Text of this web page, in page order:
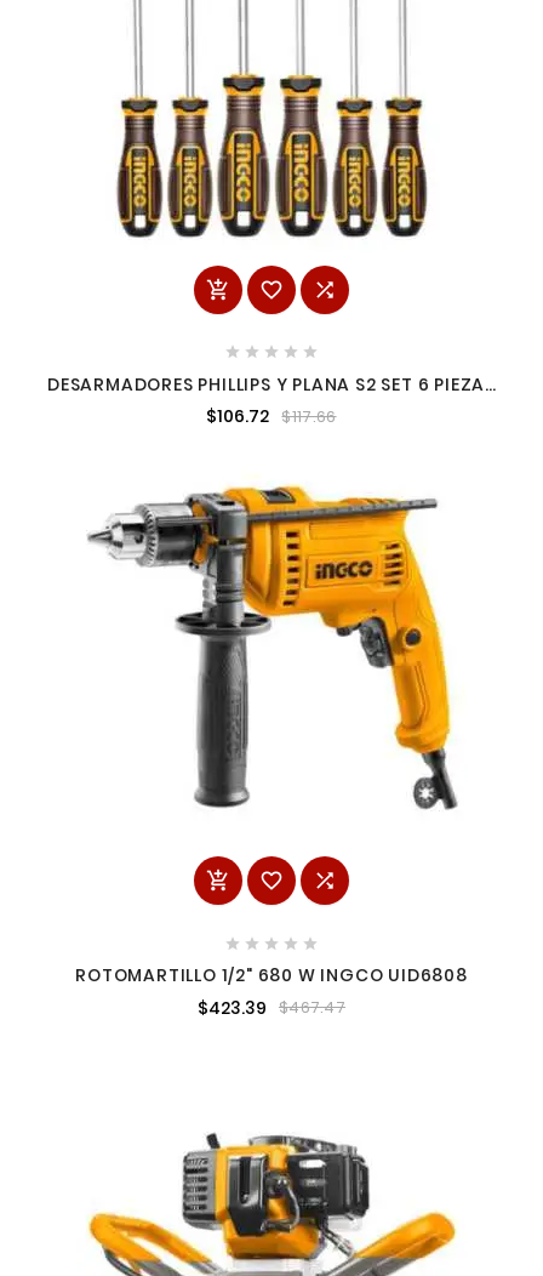
  
    
DESARMADORES PHILLIPS Y PLANA S2 SET 6 PIEZAS
INGCO HKSDS0628
$106.72 $117.66
  
    
ROTOMARTILLO 1/2" 680 W INGCO UID6808
$423.39 $467.47